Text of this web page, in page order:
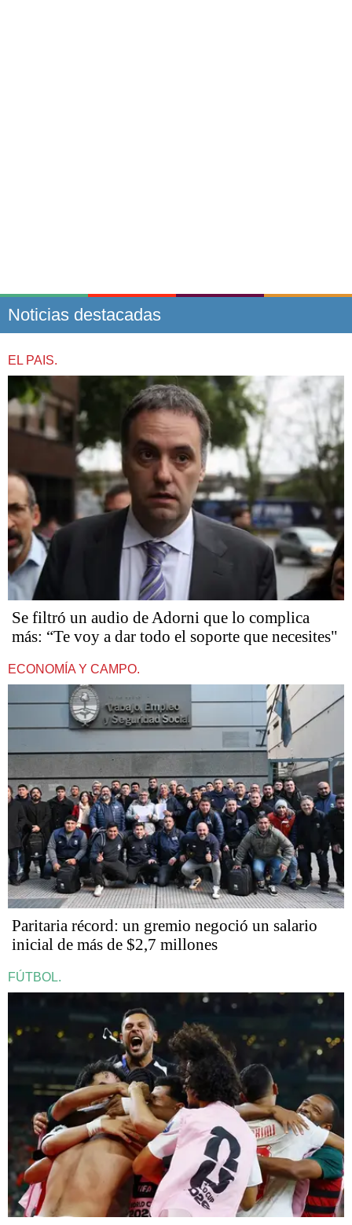
Noticias destacadas
EL PAIS.
Se filtró un audio de Adorni que lo complica
más: “Te voy a dar todo el soporte que necesites"
ECONOMÍA Y CAMPO.
Paritaria récord: un gremio negoció un salario
inicial de más de $2,7 millones
FÚTBOL.